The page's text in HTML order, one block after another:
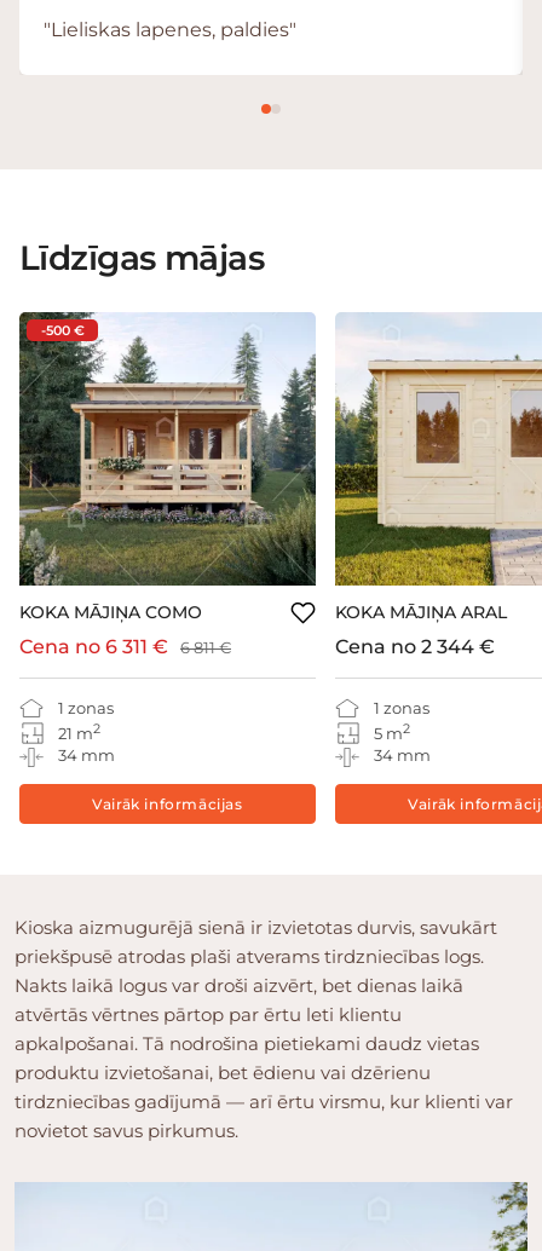
"Lieliskas lapenes, paldies"
Līdzīgas mājas
-500 €
KOKA MĀJIŅA COMO
1 zonas
21 m2
34 mm
Cena no 6 311 € 6 811 €
Vairāk informācijas
KOKA MĀJIŅA ARAL
1 zonas
5 m2
34 mm
Cena no 2 344 €
Vairāk
Kioska aizmugurējā sienā ir izvietotas durvis, savukārt
priekšpusē atrodas plaši atverams tirdzniecības logs.
Nakts laikā logus var droši aizvērt, bet dienas laikā
atvērtās vērtnes pārtop par ērtu leti klientu
apkalpošanai. Tā nodrošina pietiekami daudz vietas
produktu izvietošanai, bet ēdienu vai dzērienu
tirdzniecības gadījumā — arī ērtu virsmu, kur klienti var
novietot savus pirkumus.